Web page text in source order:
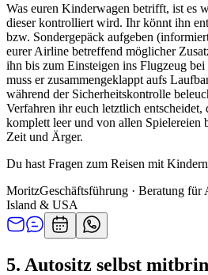
Was euren Kinderwagen betrifft, ist es
dieser kontrolliert wird. Ihr könnt ihn
bzw. Sondergepäck aufgeben
eurer Airline betreffend möglicher
ihn bis zum Einsteigen ins Flugzeug
muss er zusammengeklappt aufs
während der Sicherheitskontrolle
Verfahren ihr euch letztlich
komplett leer und von allen Spielereien
Zeit und Ärger.
Du hast Fragen zum Reisen mit
MoritzGeschäftsführung · Beratung
Island & USA
5. Autositz selbst